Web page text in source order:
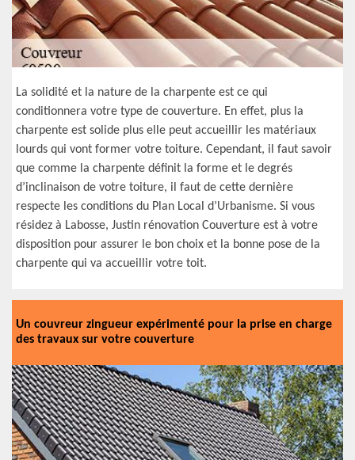
La solidité et la nature de la charpente est ce qui
conditionnera votre type de couverture. En effet, plus la
charpente est solide plus elle peut accueillir les matériaux
lourds qui vont former votre toiture. Cependant, il faut savoir
que comme la charpente définit la forme et le degrés
d’inclinaison de votre toiture, il faut de cette dernière
respecte les conditions du Plan Local d’Urbanisme. Si vous
résidez à Labosse, Justin rénovation Couverture est à votre
disposition pour assurer le bon choix et la bonne pose de la
charpente qui va accueillir votre toit.
Un couvreur zingueur expérimenté pour la prise en charge
des travaux sur votre couverture